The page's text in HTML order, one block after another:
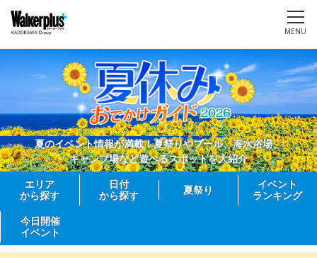
MENU
夏のイベント情報が満載！夏祭りやプール、海水浴場、
キャンプ場など遊べるスポットを大紹介
エリア
から探す
日付
から探す
夏祭り
イベント
ランキング
今日開催
イベント